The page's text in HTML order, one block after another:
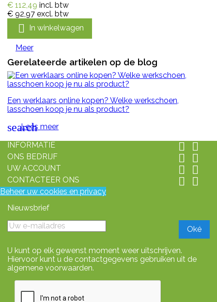
€ 112,49 incl. btw
€ 92,97 excl. btw
 In winkelwagen
Meer
Gerelateerde artikelen op de blog
Een werklaars online kopen? Welke werkschoen,
lasschoen koop je nu als product?
search
Lees meer
INFORMATIE
 
ONS BEDRIJF  
UW ACCOUNT  
CONTACTEER ONS  
Beheer uw cookies en privacy
Nieuwsbrief
U kunt op elk gewenst moment weer uitschrijven.
Hiervoor kunt u de contactgegevens gebruiken uit de
algemene voorwaarden.